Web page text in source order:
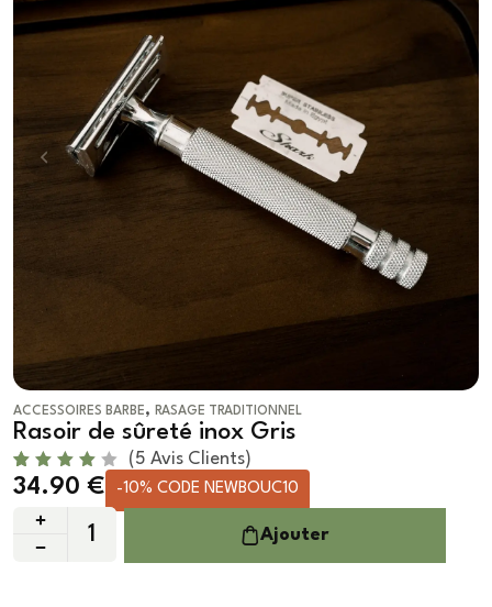
ACCESSOIRES BARBE, RASAGE TRADITIONNEL
Rasoir de sûreté inox Gris
Noté
4.00
sur 5
basé
sur
5
notatio
(5 Avis Clients)
34.90 € -10% CODE NEWBOUC10
Ajouter